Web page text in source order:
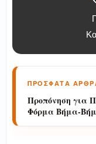
ΠΡΟΣΦΑΤΑ
Προπόνηση για
Φόρμα Βήμα-